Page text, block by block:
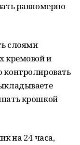
равномерно
слоями
кремовой и
контролировать
крошкой
на 24 часа,